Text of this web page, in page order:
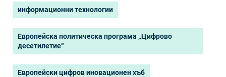
информационни технологии
Европейска политическа програма „Цифрово
десетилетие“
Европейски цифров иновационен хъб